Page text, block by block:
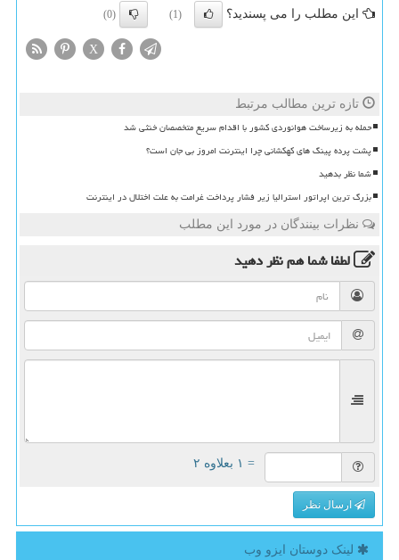
این مطلب را می پسندید؟ (1)
(0)
X
تازه ترین مطالب مرتبط
حمله به زیرساخت هوانوردی کشور با اقدام سریع متخصصان خنثی شد
پشت پرده پینگ های کهکشانی چرا اینترنت امروز بی جان است؟
شما نظر بدهید
بزرگ ترین اپراتور استرالیا زیر فشار پرداخت غرامت به علت اختلال در اینترنت
نظرات بینندگان در مورد این مطلب
لطفا شما همنظر دهید
= ۱ بعلاوه ۲
ارسال نظر
لینک دوستان ایزو وب